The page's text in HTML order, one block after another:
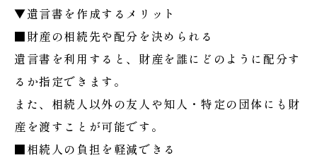
▼遺言書を作成するメリット
■財産の相続先や配分を決められる
遺言書を利用すると、財産を誰にどのように配分す
るか指定できます。
また、相続人以外の友人や知人・特定の団体にも財
産を渡すことが可能です。
■相続人の負担を軽減できる